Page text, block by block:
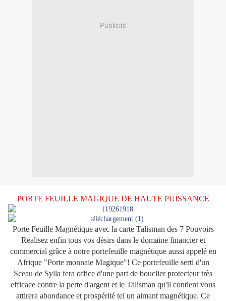
Publicité
PORTE FEUILLE MAGIQUE DE HAUTE PUISSANCE
Porte Feuille Magnétique avec la carte Talisman des 7 Pouvoirs
Réalisez enfin tous vos désirs dans le domaine financier et
commercial grâce à notre portefeuille magnétique aussi appelé en
Afrique "Porte monnaie Magique"! Ce portefeuille serti d'un
Sceau de Sylla fera office d'une part de bouclier protecteur très
efficace contre la perte d'argent et le Talisman qu'il contient vous
attirera abondance et prospérité tel un aimant magnétique. Ce